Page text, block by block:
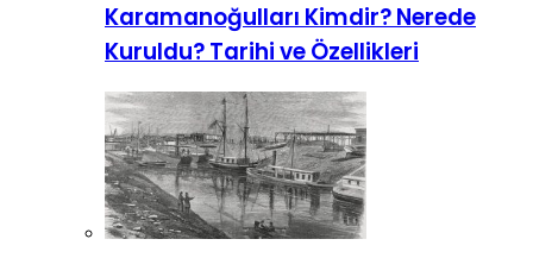
Karamanoğulları Kimdir? Nerede
Kuruldu? Tarihi ve Özellikleri